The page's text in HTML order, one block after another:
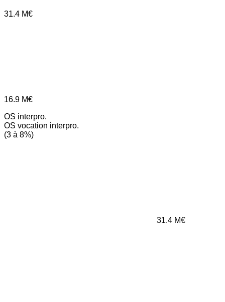
31.4 M€
16.9 M€
OS interpro.
OS vocation interpro.
(3 à 8%)
31.4 M€